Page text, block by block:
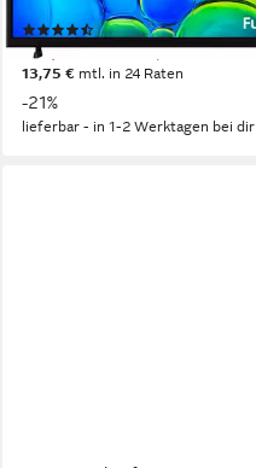
Produktdatenblatt
(46)
276,85 € UVP349,00 €
13,75 € mtl. in 24 Raten
-21%
lieferbar - in 1-2 Werktagen bei dir